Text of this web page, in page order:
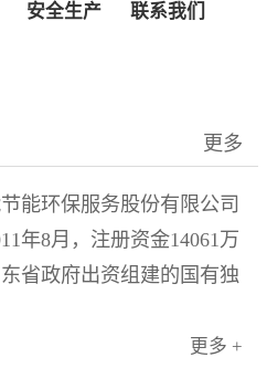
安全生产 联系我们
更多
能环保服务股份有限公司
年8月，注册资金14061万
省政府出资组建的国有独
业，于2015年10月21日在新
更多 +